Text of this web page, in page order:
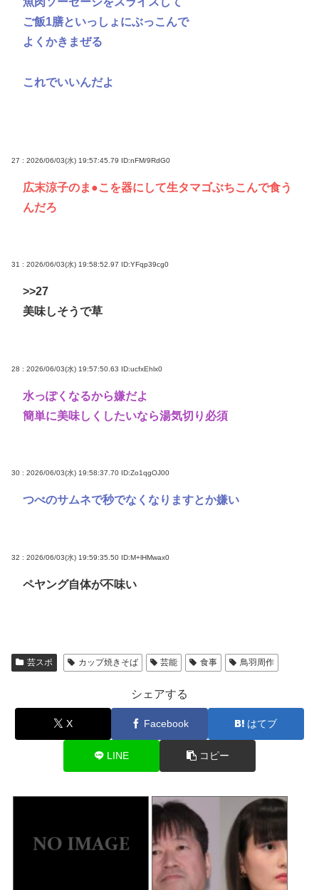
ご飯1膳といっしょにぶっこんで
よくかきまぜる
これでいいんだよ
27 : 2026/06/03(水) 19:57:45.79 ID:nFM/9RdG0
広末涼子のま●こを器にして生タマゴぶちこんで食う
んだろ
31 : 2026/06/03(水) 19:58:52.97 ID:YFqp39cg0
>>27
美味しそうで草
28 : 2026/06/03(水) 19:57:50.63 ID:ucfxEhlx0
水っぽくなるから嫌だよ
簡単に美味しくしたいなら湯気切り必須
30 : 2026/06/03(水) 19:58:37.70 ID:Zo1qgOJ00
つべのサムネで秒でなくなりますとか嫌い
32 : 2026/06/03(水) 19:59:35.50 ID:M+lHMwax0
ペヤング自体が不味い
芸スポ カップ焼きそば 芸能 食事 鳥羽周作
シェアする
X Facebook はてブ
LINE コピー